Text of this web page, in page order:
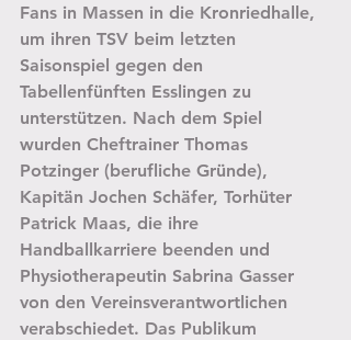
Fans in Massen in die Kronriedhalle,
um ihren TSV beim letzten
Saisonspiel gegen den
Tabellenfünften Esslingen zu
unterstützen. Nach dem Spiel
wurden Cheftrainer Thomas
Potzinger (berufliche Gründe),
Kapitän Jochen Schäfer, Torhüter
Patrick Maas, die ihre
Handballkarriere beenden und
Physiotherapeutin Sabrina Gasser
von den Vereinsverantwortlichen
verabschiedet. Das Publikum